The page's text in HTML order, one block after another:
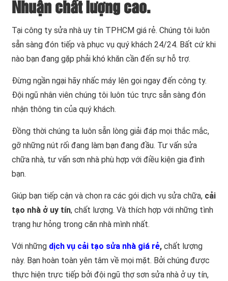
Nhuận chất lượng cao.
Tại công ty sửa nhà uy tín TPHCM giá rẻ. Chúng tôi luôn
sẵn sàng đón tiếp và phục vụ quý khách 24/24. Bất cứ khi
nào bạn đang gặp phải khó khăn cần đến sự hỗ trợ.
Đừng ngần ngại hãy nhấc máy lên gọi ngay đến công ty.
Đội ngũ nhân viên chúng tôi luôn túc trực sẵn sàng đón
nhận thông tin của quý khách.
Đồng thời chúng ta luôn sẵn lòng giải đáp mọi thắc mắc,
gỡ những nút rối đang làm bạn đang đầu. Tư vấn sửa
chữa nhà, tư vấn sơn nhà phù hợp với điều kiện gia đình
bạn.
Giúp bạn tiếp cận và chọn ra các gói dịch vụ sửa chữa, cải
tạo nhà ở uy tín, chất lượng. Và thích hợp với những tình
trạng hư hỏng trong căn nhà mình nhất.
Với những dịch vụ cải tạo sửa nhà giá rẻ, chất lượng
này. Bạn hoàn toàn yên tâm về mọi mặt. Bởi chúng được
thực hiện trực tiếp bởi đội ngũ thợ sơn sửa nhà ở uy tín,